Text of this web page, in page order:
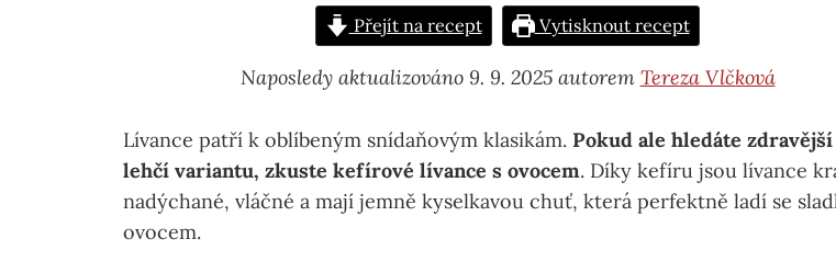
Přejít na recept Vytisknout recept
Naposledy aktualizováno 9. 9. 2025 autorem Tereza Vlčková
Lívance patří k oblíbeným snídaňovým klasikám. Pokud ale hledáte zdravější
lehčí variantu, zkuste kefírové lívance s ovocem. Díky kefíru jsou lívance
nadýchané, vláčné a mají jemně kyselkavou chuť, která perfektně ladí se
ovocem.